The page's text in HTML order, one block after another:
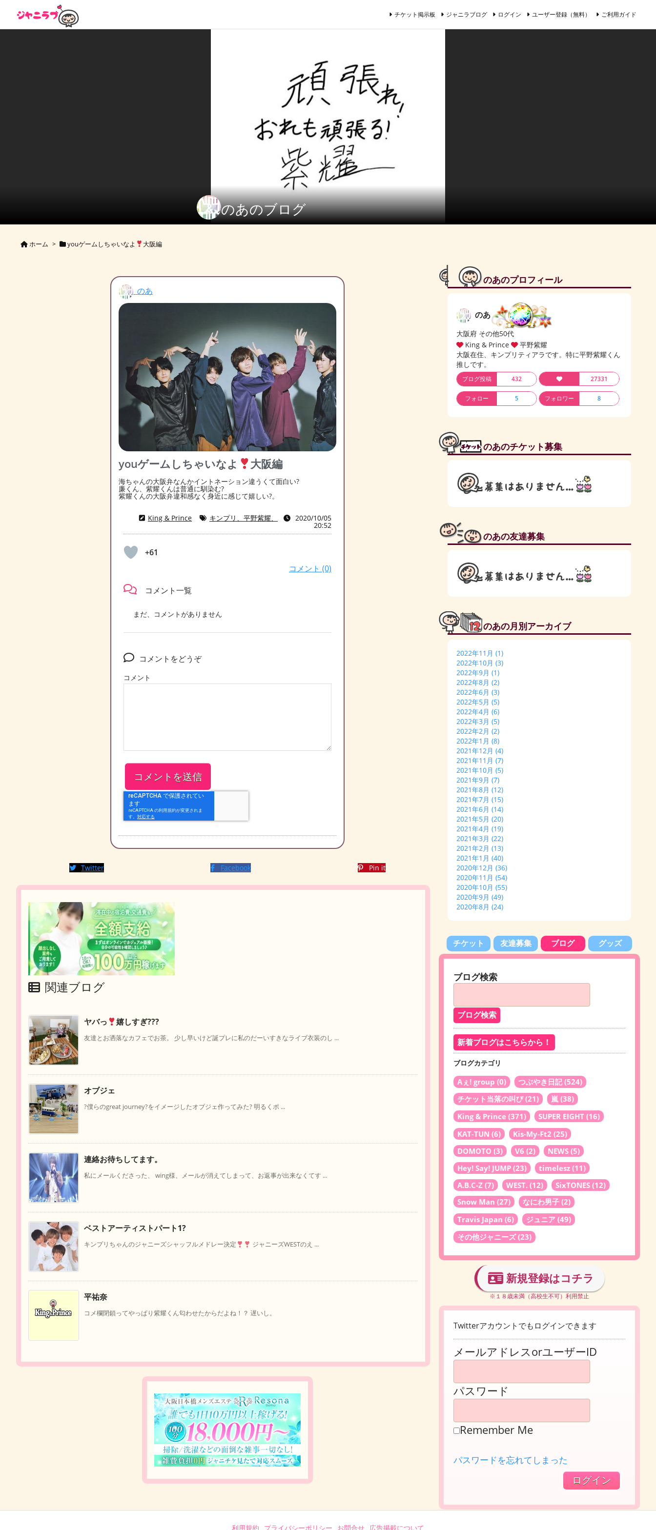
のあのブログ
チケット掲示板 ジャニラブログ ログイン ユーザー登録（無料） ご利用ガイド
ホーム > youゲームしちゃいなよ 大阪編
のあ
youゲームしちゃいなよ 大阪編
海ちゃんの大阪弁なんかイントネーション違うくて面白い?
廉くん、紫耀くんは普通に馴染む?
紫耀くんの大阪弁違和感なく身近に感じて嬉しい?。
King & Prince キンプリ、平野紫耀、 2020/10/05
20:52
+61
コメント (0)
コメント一覧
まだ、コメントがありません
コメントをどうぞ
コメント
Twitter Facebook Pin it
関連ブログ
ヤバっ 嬉しすぎ???
友達とお洒落なカフェでお茶。 少し早いけど誕プレに私のだーいすきなライブ衣装のし ...
オブジェ
?僕らのgreat journey?をイメージしたオブジェ作ってみた? 明るくポ ...
連絡お待ちしてます。
私にメールくださった、 wing様、メールが消えてしまって、お返事が出来なくてす ...
ベストアーティストパート1?
キンプリちゃんのジャニーズシャッフルメドレー決定 ジャニーズWESTのえ ...
平祐奈
コメ欄閉鎖ってやっぱり紫耀くん匂わせたからだよね！？ 遅いし。
のあのプロフィール
のあ
大阪府 その他50代
King & Prince
平野紫耀
大阪在住、キンプリティアラです。特に平野紫耀くん
推しです。
ブログ投稿 432 27331
フォロー 5 フォロワー 8
のあのチケット募集
のあの友達募集
のあの月別アーカイブ
2022年11月 (1)
2022年10月 (3)
2022年9月 (1)
2022年8月 (2)
2022年6月 (3)
2022年5月 (5)
2022年4月 (6)
2022年3月 (5)
2022年2月 (2)
2022年1月 (8)
2021年12月 (4)
2021年11月 (7)
2021年10月 (5)
2021年9月 (7)
2021年8月 (12)
2021年7月 (15)
2021年6月 (14)
2021年5月 (20)
2021年4月 (19)
2021年3月 (22)
2021年2月 (13)
2021年1月 (40)
2020年12月 (36)
2020年11月 (54)
2020年10月 (55)
2020年9月 (49)
2020年8月 (24)
チケット 友達募集 ブログ グッズ
ブログ検索
新着ブログはこちらから！
ブログカテゴリ
Aぇ! group (0) つぶやき日記(524)
チケット当落の叫び(21) 嵐 (38)
King & Prince (371) SUPER EIGHT (16)
KAT-TUN (6) Kis-My-Ft2 (25)
DOMOTO (3) V6 (2) NEWS (5)
Hey! Say! JUMP (23) timelesz (11)
A.B.C-Z (7) WEST. (12) SixTONES (12)
Snow Man (27) なにわ男子 (2)
Travis Japan (6) ジュニア (49)
その他ジャニーズ(23)
新規登録はコチラ
※１８歳未満（高校生不可）利用禁止
Twitterアカウントでもログインできます
メールアドレスorユーザーID
パスワード
Remember Me
パスワードを忘れてしまった
利用規約 プライバシーポリシー お問合せ 広告掲載について